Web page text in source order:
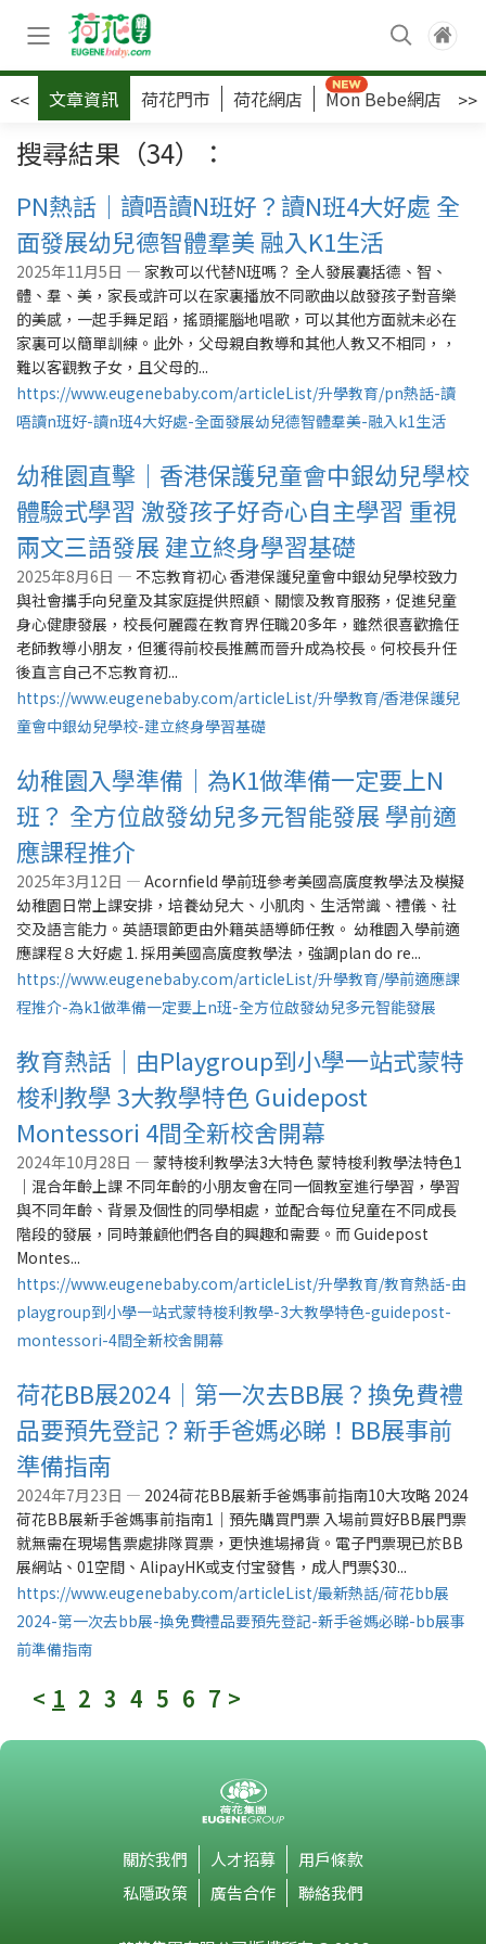
<< 文章資訊 荷花門市 荷花網店 Mon Bebe網店 >>
搜尋結果（34）：
PN熱話｜讀唔讀N班好？讀N班4大好處 全
面發展幼兒德智體羣美 融入K1生活
2025年11月5日 — 家教可以代替N班嗎？ 全人發展囊括德、智、
體、羣、美，家長或許可以在家裏播放不同歌曲以啟發孩子對音樂
的美感，一起手舞足蹈，搖頭擺腦地唱歌，可以其他方面就未必在
家裏可以簡單訓練。此外，父母親自教導和其他人教又不相同，，
難以客觀教子女，且父母的...
https://www.eugenebaby.com/articleList/升學教育/pn熱話-讀
唔讀n班好-讀n班4大好處-全面發展幼兒德智體羣美-融入k1生活
幼稚園直擊｜香港保護兒童會中銀幼兒學校
體驗式學習 激發孩子好奇心自主學習 重視
兩文三語發展 建立終身學習基礎
2025年8月6日 — 不忘教育初心 香港保護兒童會中銀幼兒學校致力
與社會攜手向兒童及其家庭提供照顧、關懷及教育服務，促進兒童
身心健康發展，校長何麗霞在教育界任職20多年，雖然很喜歡擔任
老師教導小朋友，但獲得前校長推薦而晉升成為校長。何校長升任
後直言自己不忘教育初...
https://www.eugenebaby.com/articleList/升學教育/香港保護兒
童會中銀幼兒學校-建立終身學習基礎
幼稚園入學準備｜為K1做準備一定要上N
班？ 全方位啟發幼兒多元智能發展 學前適
應課程推介
2025年3月12日 — Acornfield 學前班參考美國高廣度教學法及模擬
幼稚園日常上課安排，培養幼兒大、小肌肉、生活常識、禮儀、社
交及語言能力。英語環節更由外籍英語導師任教。 幼稚園入學前適
應課程８大好處 1. 採用美國高廣度教學法，強調plan do re...
https://www.eugenebaby.com/articleList/升學教育/學前適應課
程推介-為k1做準備一定要上n班-全方位啟發幼兒多元智能發展
教育熱話｜由Playgroup到小學一站式蒙特
梭利教學 3大教學特色 Guidepost
Montessori 4間全新校舍開幕
2024年10月28日 — 蒙特梭利教學法3大特色 蒙特梭利教學法特色1
｜混合年齡上課 不同年齡的小朋友會在同一個教室進行學習，學習
與不同年齡、背景及個性的同學相處，並配合每位兒童在不同成長
階段的發展，同時兼顧他們各自的興趣和需要。而 Guidepost
Montes...
https://www.eugenebaby.com/articleList/升學教育/教育熱話-由
playgroup到小學一站式蒙特梭利教學-3大教學特色-guidepost-
montessori-4間全新校舍開幕
荷花BB展2024｜第一次去BB展？換免費禮
品要預先登記？新手爸媽必睇！BB展事前
準備指南
2024年7月23日 — 2024荷花BB展新手爸媽事前指南10大攻略 2024
荷花BB展新手爸媽事前指南1｜預先購買門票 入場前買好BB展門票
就無需在現場售票處排隊買票，更快進場掃貨。電子門票現已於BB
展網站、01空間、AlipayHK或支付宝發售，成人門票$30...
https://www.eugenebaby.com/articleList/最新熱話/荷花bb展
2024-第一次去bb展-換免費禮品要預先登記-新手爸媽必睇-bb展事
前準備指南
< 1 2 3 4 5 6 7 >
關於我們 人才招募
用戶條款
私隱政策
廣告合作 聯絡我們